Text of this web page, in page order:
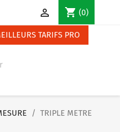
shopping_cart (0)

TARIFS PRO
TRIPLE METRE